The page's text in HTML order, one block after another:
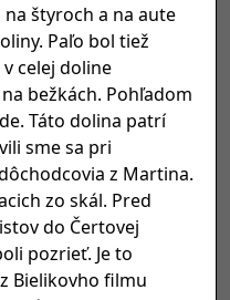
štyroch a na aute
Paľo bol tiež
celej doline
bežkách. Pohľadom
Táto dolina patrí
sme sa pri
z Martina.
zo skál. Pred
do Čertovej
pozrieť. Je to
Bielikovho filmu